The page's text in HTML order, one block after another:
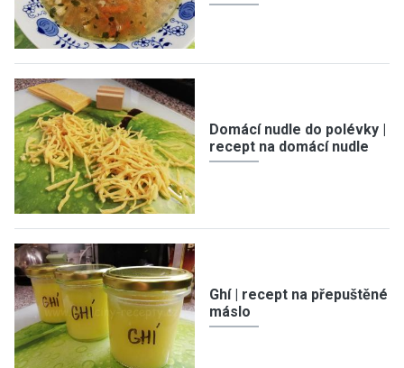
Domácí nudle do polévky |
recept na domácí nudle
Ghí | recept na přepuštěné
máslo